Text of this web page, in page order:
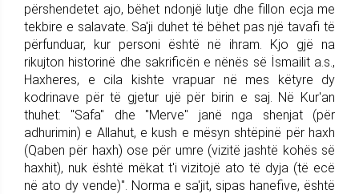
përshendetet ajo, bëhet ndonjë lutje dhe fillon ecja me
tekbire e salavate. Sa'ji duhet të bëhet pas një tavafi të
përfunduar, kur personi është në ihram. Kjo gjë na
rikujton historinë dhe sakrificën e nënës së İsmailit a.s.,
Haxheres, e cila kishte vrapuar në mes këtyre dy
kodrinave për të gjetur ujë për birin e saj. Në Kur'an
thuhet: "Safa" dhe "Merve" janë nga shenjat (për
adhurimin) e Allahut, e kush e mësyn shtëpinë për haxh
(Qaben për haxh) ose për umre (vizitë jashtë kohës së
haxhit), nuk është mëkat t'i vizitojë ato të dyja (të ecë
në ato dy vende)". Norma e sa'jit, sipas hanefive, është